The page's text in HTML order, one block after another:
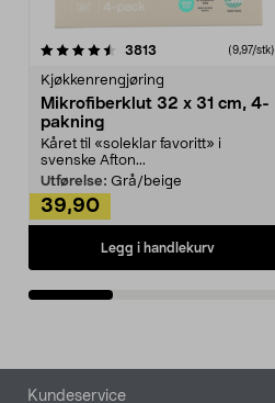
3813 anmeldelser(9,97/stk)
Kjøkkenrengjøring
Mikrofiberklut 32 x 31 cm, 4-
pakning
Kåret til «soleklar favoritt» i
svenske Afton...
Utførelse: Grå/beige
39,90
Legg i handlekurv
4.5av 5 stjerner
Bunntekst
Kundeservice